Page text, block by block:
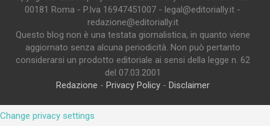
00181 Roma - P.Iva 16947451007 - legal@editorially.it -
redazione@editorially.it
Questo blog non è una testata giornalistica, in quanto viene
aggiornato senza alcuna periodicità. Non può pertanto
considerarsi un prodotto editoriale ai sensi della legge n. 62
del 07.03.2001
Redazione - Privacy Policy- Disclaimer
Change privacy settings